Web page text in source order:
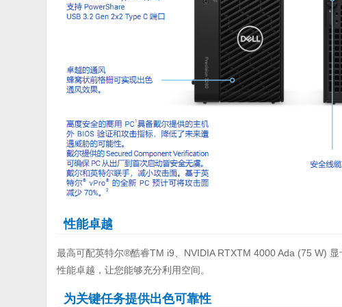
性能卓越
最高可配英特尔®酷睿TM i9、NVIDIA RTXTM 4000 Ada (75 W)
性能卓越，让您能够充分利用空间。
为关键任务提供出色可靠性